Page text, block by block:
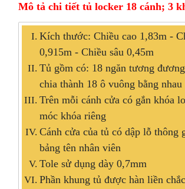
Mô tả chi tiết tủ locker 18 cánh; 3
Kích thước: Chiều cao 1,83m -
0,915m - Chiều sâu 0,45m
Tủ gồm có: 18 ngăn tương
chia thành 18 ô vuông bằng nhau
Trên mỗi cánh cửa có gắn khóa
móc khóa riêng
Cánh cửa của tủ có dập lỗ thông
bảng tên nhân viên
Tole sử dụng dày 0,7mm
Phần khung tủ được hàn liền